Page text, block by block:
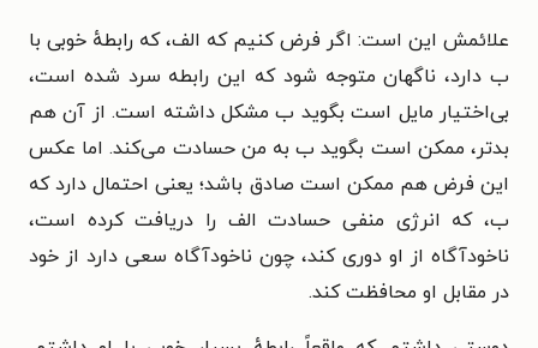
علائمش این است: اگر فرض کنیم که الف، که رابطهٔ خوبی با
ب دارد، ناگهان متوجه شود که این رابطه سرد شده است،
بی‌اختیار مایل است بگوید ب مشکل داشته است. از آن هم
بدتر، ممکن است بگوید ب به من حسادت می‌کند. اما عکس
این فرض هم ممکن است صادق باشد؛ یعنی احتمال دارد که
ب، که انرژی منفی حسادت الف را دریافت کرده است،
ناخودآگاه از او دوری کند، چون ناخودآگاه سعی دارد از خود
در مقابل او محافظت کند.